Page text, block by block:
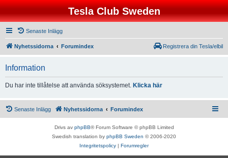
Tesla Club Sweden
Senaste Inlägg
Nyhetssidorna Forumindex Registrera din Tesla/elbil
Information
Du har inte tillåtelse att använda söksystemet. Klicka här
Senaste Inlägg Nyhetssidorna Forumindex
Drivs av phpBB® Forum Software © phpBB Limited
Swedish translation by phpBB Sweden © 2006-2020
Integritetspolicy | Forumregler